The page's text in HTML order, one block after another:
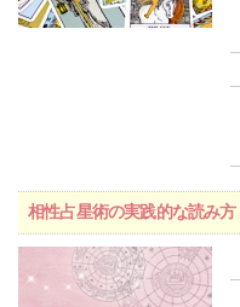
相性占星術の実践的な読み